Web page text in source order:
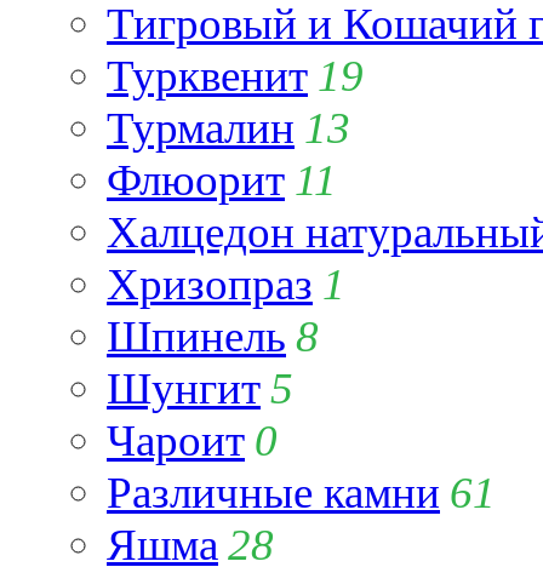
Тигровый и Кошачий
Турквенит 19
Турмалин 13
Флюорит 11
Халцедон
Хризопраз 1
Шпинель 8
Шунгит5
Чароит 0
Различные камни 61
Яшма 28